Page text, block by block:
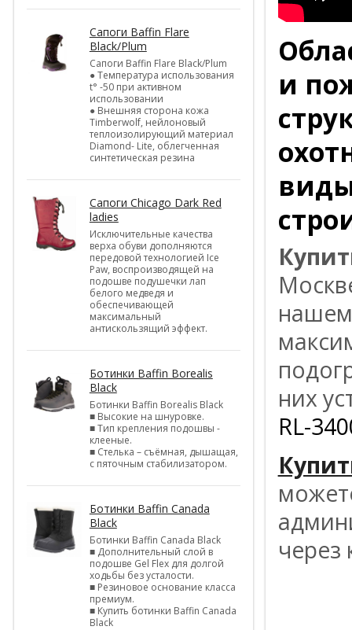
Cапоги Baffin Flare
Black/Plum
Cапоги Baffin Flare Black/Plum
● Температура использования
t° -50 при активном
использовании
● Внешняя сторона кожа
Timberwolf, нейлоновый
теплоизолирующий материал
Diamond- Lite, облегченная
синтетическая резина
Cапоги Chicago Dark Red
ladies
Исключительные качества
верха обуви дополняются
передовой технологией Ice
Paw, воспроизводящей на
подошве подушечки лап
белого медведя и
обеспечивающей
максимальный
антискользящий эффект.
Ботинки Baffin Borealis
Black
Ботинки Baffin Borealis Black
■ Высокие на шнуровке.
■ Тип крепления подошвы -
клееные.
■ Стелька – съёмная, дышащая,
с пяточным стабилизатором.
Ботинки Baffin Canada
Black
Ботинки Baffin Canada Black
■ Дополнительный слой в
подошве Gel Flex для долгой
ходьбы без усталости.
■ Резиновое основание класса
премиум.
■ Купить ботинки Baffin Canada
Black
и
них
RL-
через